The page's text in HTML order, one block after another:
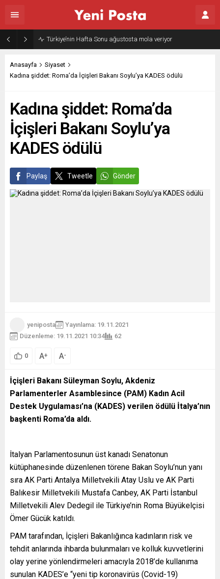
Gazze’nin geleceği: Teknokratik kontrol mü, kolonializm mi?
Anasayfa
Siyaset
Kadına şiddet: Roma’da İçişleri Bakanı Soylu’ya KADES ödülü
Kadına şiddet: Roma’da
İçişleri Bakanı Soylu’ya
KADES ödülü
Paylaş Tweetle Gönder
yeniposta
Yayınlama: 19.11.2021
Düzenleme: 19.11.2021 10:34
62
0 A+ A-
İçişleri Bakanı Süleyman Soylu, Akdeniz
Parlamenterler Asamblesince (PAM) Kadın Acil
Destek Uygulaması’na (KADES) verilen ödülü İtalya’nın
başkenti Roma’da aldı.
İtalyan Parlamentosunun üst kanadı Senatonun
kütüphanesinde düzenlenen törene Bakan Soylu’nun yanı
sıra AK Parti Antalya Milletvekili Atay Uslu ve AK Parti
Balıkesir Milletvekili Mustafa Canbey, AK Parti İstanbul
Milletvekili Alev Dedegil ile Türkiye’nin Roma Büyükelçisi
Ömer Gücük katıldı.
PAM tarafından, İçişleri Bakanlığınca kadınların risk ve
tehdit anlarında ihbarda bulunmaları ve kolluk kuvvetlerini
olay yerine yönlendirmeleri amacıyla 2018’de kullanıma
sunulan KADES’e “yeni tip koronavirüs (Covid-19)